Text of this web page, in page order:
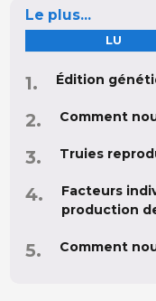
Le plus...
LU
Édition
Comment
Truies
Facteurs
production
Comment